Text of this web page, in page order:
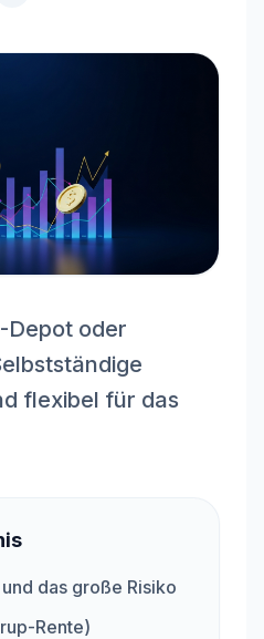
Depot oder
flexibel für das
das große Risiko
Rente)